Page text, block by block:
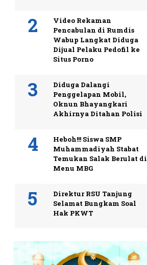
Video Rekaman
Pencabulan di Rumdis
Wabup Langkat Diduga
Dijual Pelaku Pedofil ke
Situs Porno
Diduga Dalangi
Penggelapan Mobil,
Oknun Bhayangkari
Akhirnya Ditahan Polisi
Heboh!!! Siswa SMP
Muhammadiyah Stabat
Temukan Salak Berulat di
Menu MBG
Direktur RSU Tanjung
Selamat Bungkam Soal
Hak PKWT